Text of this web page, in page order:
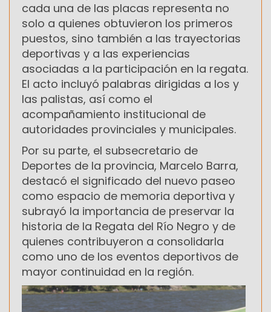
cada una de las placas representa no
solo a quienes obtuvieron los primeros
puestos, sino también a las trayectorias
deportivas y a las experiencias
asociadas a la participación en la regata.
El acto incluyó palabras dirigidas a los y
las palistas, así como el
acompañamiento institucional de
autoridades provinciales y municipales.
Por su parte, el subsecretario de
Deportes de la provincia, Marcelo Barra,
destacó el significado del nuevo paseo
como espacio de memoria deportiva y
subrayó la importancia de preservar la
historia de la Regata del Río Negro y de
quienes contribuyeron a consolidarla
como uno de los eventos deportivos de
mayor continuidad en la región.